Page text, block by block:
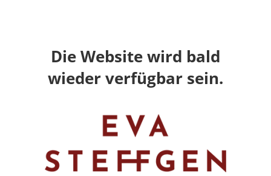
Die Website wird bald
wieder verfügbar sein.